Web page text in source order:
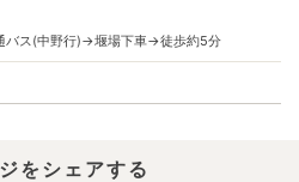
バス(中野行)→堰場下車→徒歩約5分
をシェアする